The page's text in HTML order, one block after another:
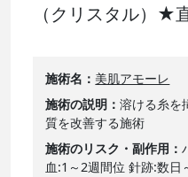
（クリスタル）★
施術名
美肌アモーレ
施術の説明
溶ける糸を
質を改善する施術
施術のリスク・副作用
血:1～2週間位 針跡:数日